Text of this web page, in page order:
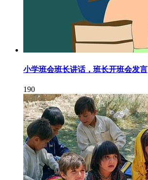
小学班会班长讲话，班长开班会发言
190